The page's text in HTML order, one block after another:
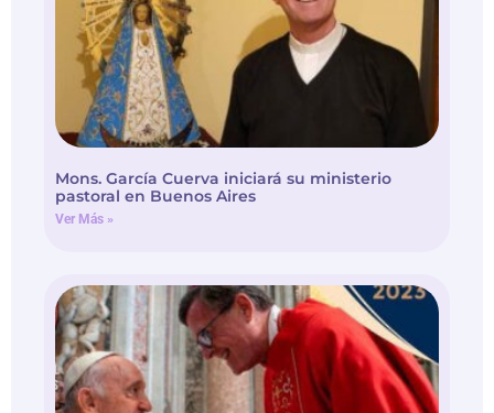
Mons. García Cuerva iniciará su ministerio
pastoral en Buenos Aires
Ver Más »